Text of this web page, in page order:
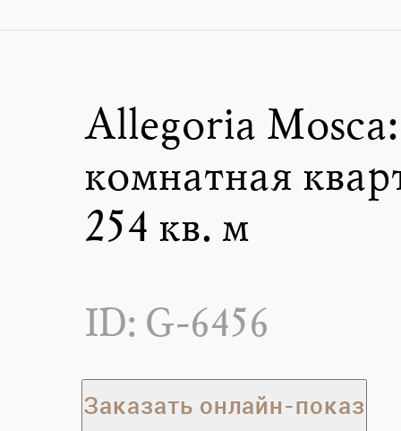
Allegoria
комнатная
254 кв. м
ID: G-6456
Заказать онлайн-показ